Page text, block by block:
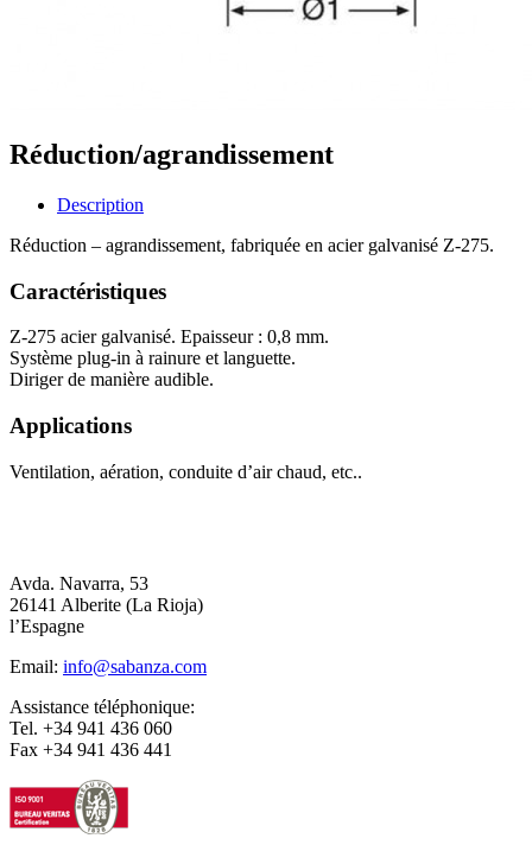
Réduction/agrandissement
Description
Réduction – agrandissement, fabriquée en acier galvanisé Z-275.
Caractéristiques
Z-275 acier galvanisé. Epaisseur : 0,8 mm.
Système plug-in à rainure et languette.
Diriger de manière audible.
Applications
Ventilation, aération, conduite d’air chaud, etc..
Avda. Navarra, 53
26141 Alberite (La Rioja)
l’Espagne
Email: info@sabanza.com
Assistance téléphonique:
Tel. +34 941 436 060
Fax +34 941 436 441